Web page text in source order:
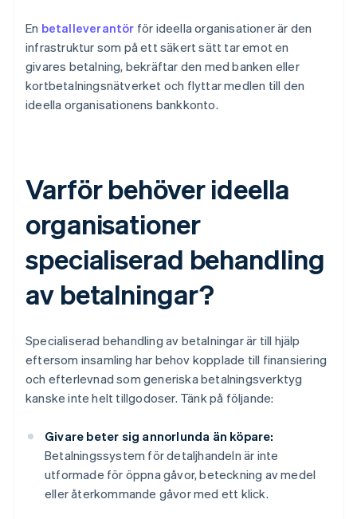
En betalleverantör för ideella organisationer är den
infrastruktur som på ett säkert sätt tar emot en
givares betalning, bekräftar den med banken eller
kortbetalningsnätverket och flyttar medlen till den
ideella organisationens bankkonto.
Varför behöver ideella
organisationer
specialiserad behandling
av betalningar?
Specialiserad behandling av betalningar är till hjälp
eftersom insamling har behov kopplade till finansiering
och efterlevnad som generiska betalningsverktyg
kanske inte helt tillgodoser. Tänk på följande:
Givare beter sig annorlunda än köpare:
Betalningssystem för detaljhandeln är inte
utformade för öppna gåvor, beteckning av medel
eller återkommande gåvor med ett klick.